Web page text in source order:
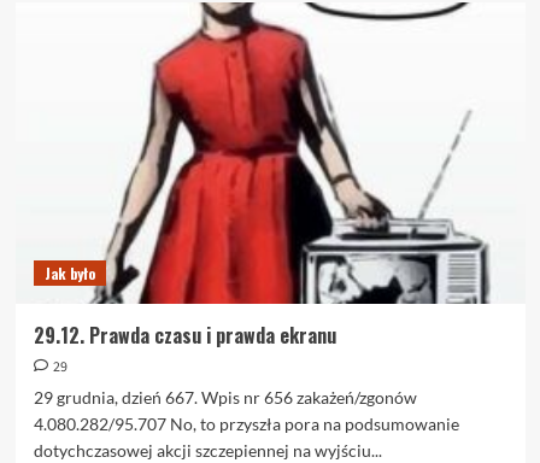
Australia
nie
tylko.
Wypłaszczanie
krzywej.
W
górę.
Jak było
29.12. Prawda czasu i prawda ekranu
29
29 grudnia, dzień 667. Wpis nr 656 zakażeń/zgonów
4.080.282/95.707 No, to przyszła pora na podsumowanie
dotychczasowej akcji szczepiennej na wyjściu...